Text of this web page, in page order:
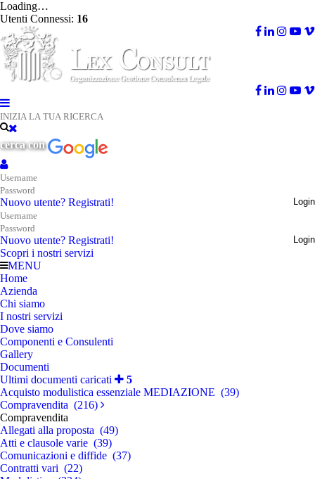
Loading…
Utenti Connessi: 16
cerca con
Nuovo utente? Registrati! Login
Nuovo utente? Registrati! Login
Scopri i nostri servizi
MENU
Home
Azienda
Chi siamo
I nostri servizi
Dove siamo
Componenti e Consulenti
Gallery
Documenti
Ultimi documenti caricati
5
Acquisto modulistica essenziale MEDIAZIONE (39)
Compravendita (216)
Compravendita
Allegati alla proposta (49)
Atti e clausole varie (39)
Comunicazioni e diffide (37)
Contratti vari (22)